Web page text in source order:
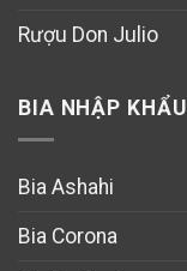
Rượu Don Julio
BIA NHẬP KHẨU
Bia Ashahi
Bia Corona